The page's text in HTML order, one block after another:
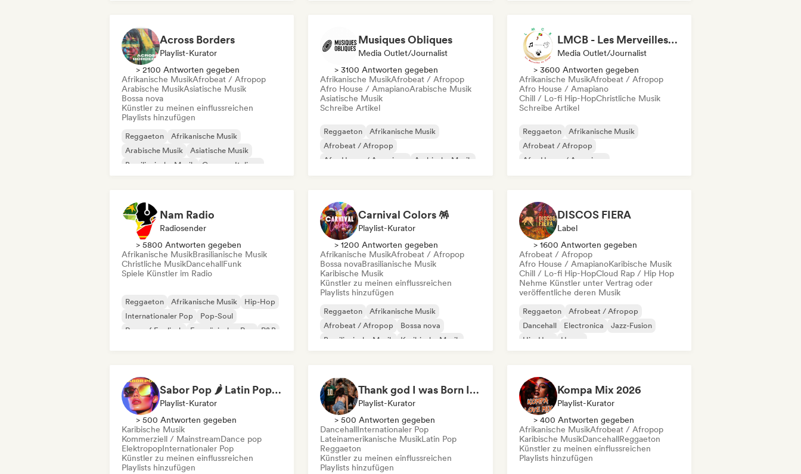
Across Borders
Playlist-Kurator
> 2100 Antworten gegeben
Afrikanische MusikAfrobeat / Afropop
Arabische MusikAsiatische Musik
Bossa nova
Künstler zu meinen einflussreichen
Playlists hinzufügen
Reggaeton
Afrikanische Musik
Arabische Musik
Asiatische Musik
Brasilianische Musik
Canzone Italiana
Musiques Obliques
Media Outlet/Journalist
> 3100 Antworten gegeben
Afrikanische MusikAfrobeat / Afropop
Afro House / AmapianoArabische Musik
Asiatische Musik
Schreibe Artikel
Reggaeton
Afrikanische Musik
Afrobeat / Afropop
Afro House / Amapiano
Arabische Musik
LMCB - Les Merveilles du Congo 🇨🇬
Media Outlet/Journalist
> 3600 Antworten gegeben
Afrikanische MusikAfrobeat / Afropop
Afro House / Amapiano
Chill / Lo-fi Hip-HopChristliche Musik
Schreibe Artikel
Reggaeton
Afrikanische Musik
Afrobeat / Afropop
Afro House / Amapiano
Nam Radio
Radiosender
> 5800 Antworten gegeben
Afrikanische MusikBrasilianische Musik
Christliche MusikDancehallFunk
Spiele Künstler im Radio
Reggaeton Afrikanische Musik
Hip-Hop
Internationaler Pop
Pop-Soul
Rap auf Englisch
Französischer Rap R&B
Carnival Colors 🪅
Playlist-Kurator
> 1200 Antworten gegeben
Afrikanische MusikAfrobeat / Afropop
Bossa novaBrasilianische Musik
Karibische Musik
Künstler zu meinen einflussreichen
Playlists hinzufügen
Reggaeton
Afrikanische Musik
Afrobeat / Afropop
Bossa nova
Brasilianische Musik
Karibische Musik
DISCOS FIERA
Label
> 1600 Antworten gegeben
Afrobeat / Afropop
Afro House / AmapianoKaribische Musik
Chill / Lo-fi Hip-HopCloud Rap / Hip Hop
Nehme Künstler unter Vertrag oder
veröffentliche deren Musik
Reggaeton
Afrobeat / Afropop
Dancehall
Electronica
Jazz-Fusion
Hip-Hop
House
Sabor Pop 🌶️ Latin Pop, Reggaeton & Latin Club Hits
Playlist-Kurator
> 500 Antworten gegeben
Karibische Musik
Kommerziell / MainstreamDance pop
ElektropopInternationaler Pop
Künstler zu meinen einflussreichen
Playlists hinzufügen
Thank god I was Born In Latin America
Playlist-Kurator
> 500 Antworten gegeben
DancehallInternationaler Pop
Lateinamerikanische MusikLatin Pop
Reggaeton
Künstler zu meinen einflussreichen
Playlists hinzufügen
Kompa Mix 2026
Playlist-Kurator
> 400 Antworten gegeben
Afrikanische MusikAfrobeat / Afropop
Karibische MusikDancehallReggaeton
Künstler zu meinen einflussreichen
Playlists hinzufügen